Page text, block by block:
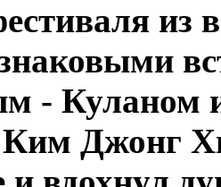
из
- Куланом
Джонг